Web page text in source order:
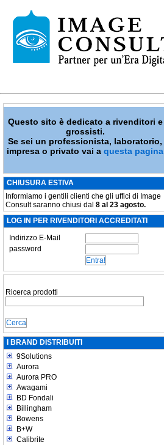
Questo sito è dedicato a rivenditori e
grossisti.
Se sei un professionista, laboratorio,
impresa o privato vai aquesta pagina
CHIUSURA ESTIVA
Informiamo i gentili clienti che gli uffici di Image
Consult saranno chiusi dal 8 al 23 agosto.
LOG IN PER RIVENDITORI ACCREDITATI
Indirizzo E-Mail
password
Ricerca prodotti
I BRAND DISTRIBUITI
9Solutions
Aurora
Aurora PRO
Awagami
BD Fondali
Billingham
Bowens
B+W
Calibrite